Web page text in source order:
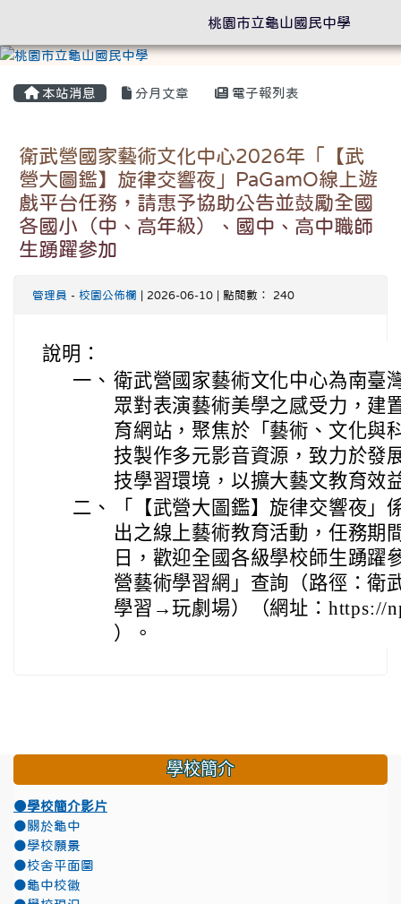
本站消息 分月文章 電子報列表
衛武營國家藝術文化中心2026年「【武
營大圖鑑】旋律交響夜」PaGamO線上遊
戲平台任務，請惠予協助公告並鼓勵全國
各國小（中、高年級）、國中、高中職師
生踴躍參加
管理員 - 校園公佈欄 | 2026-06-10 | 點閱數： 240
說明：
一、 衛武營國家藝術文化中心為南臺
眾對表演藝術美學之感受力，建
育網站，聚焦於「藝術、文化與
技製作多元影音資源，致力於發
技學習環境，以擴大藝文教育效
二、
「【武營大圖鑑】旋律交響夜」
出之線上藝術教育活動，任務期
日，歡迎全國各級學校師生踴躍
營藝術學習網」查詢（路徑：
學習→玩劇場）（網址：https://
）。
學校簡介
●學校簡介影片
●關於龜中
●學校願景
●校舍平面圖
●龜中校徽
桃園市立龜山國民中學